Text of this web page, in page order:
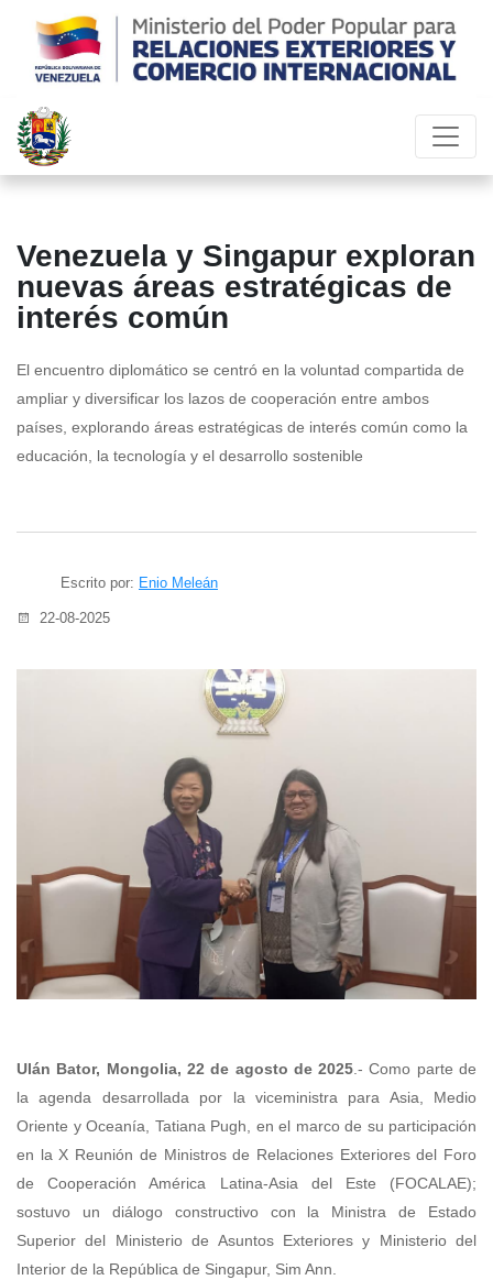
Venezuela y Singapur exploran
nuevas áreas estratégicas de
interés común
El encuentro diplomático se centró en la voluntad compartida de
ampliar y diversificar los lazos de cooperación entre ambos
países, explorando áreas estratégicas de interés común como la
educación, la tecnología y el desarrollo sostenible
Escrito por: Enio Meleán
22-08-2025
Ulán Bator, Mongolia, 22 de agosto de 2025 .- Como parte de
la agenda desarrollada por la viceministra para Asia, Medio
Oriente y Oceanía, Tatiana Pugh, en el marco de su participación
en la X Reunión de Ministros de Relaciones Exteriores del Foro
de Cooperación América Latina-Asia del Este (FOCALAE);
sostuvo un diálogo constructivo con la Ministra de Estado
Superior del Ministerio de Asuntos Exteriores y Ministerio del
Interior de la República de Singapur, Sim Ann.